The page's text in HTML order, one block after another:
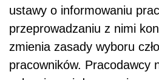
ustawy o informowaniu
przeprowadzaniu z nimi
zmienia zasady wyboru
pracowników. Pracodawcy